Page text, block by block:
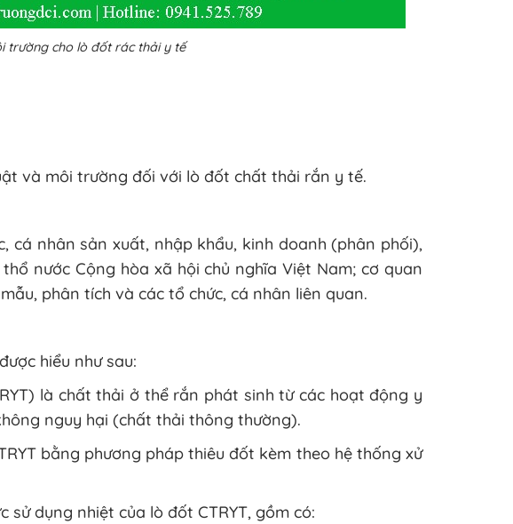
trường cho lò đốt rác thải y tế
và môi trường đối với lò đốt chất thải rắn y tế.
cá nhân sản xuất, nhập khẩu, kinh doanh (phân phối),
nước Cộng hòa xã hội chủ nghĩa Việt Nam; cơ quan
phân tích và các tổ chức, cá nhân liên quan.
hiểu như sau:
là chất thải ở thể rắn phát sinh từ các hoạt động y
nguy hại (chất thải thông thường).
bằng phương pháp thiêu đốt kèm theo hệ thống xử
dụng nhiệt của lò đốt CTRYT, gồm có: